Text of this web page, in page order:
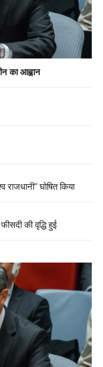
का आह्वान
राजधानी" घोषित किया
की वृद्धि हुई